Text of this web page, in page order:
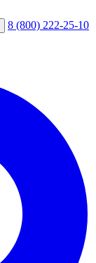
8 (800) 222-25-10